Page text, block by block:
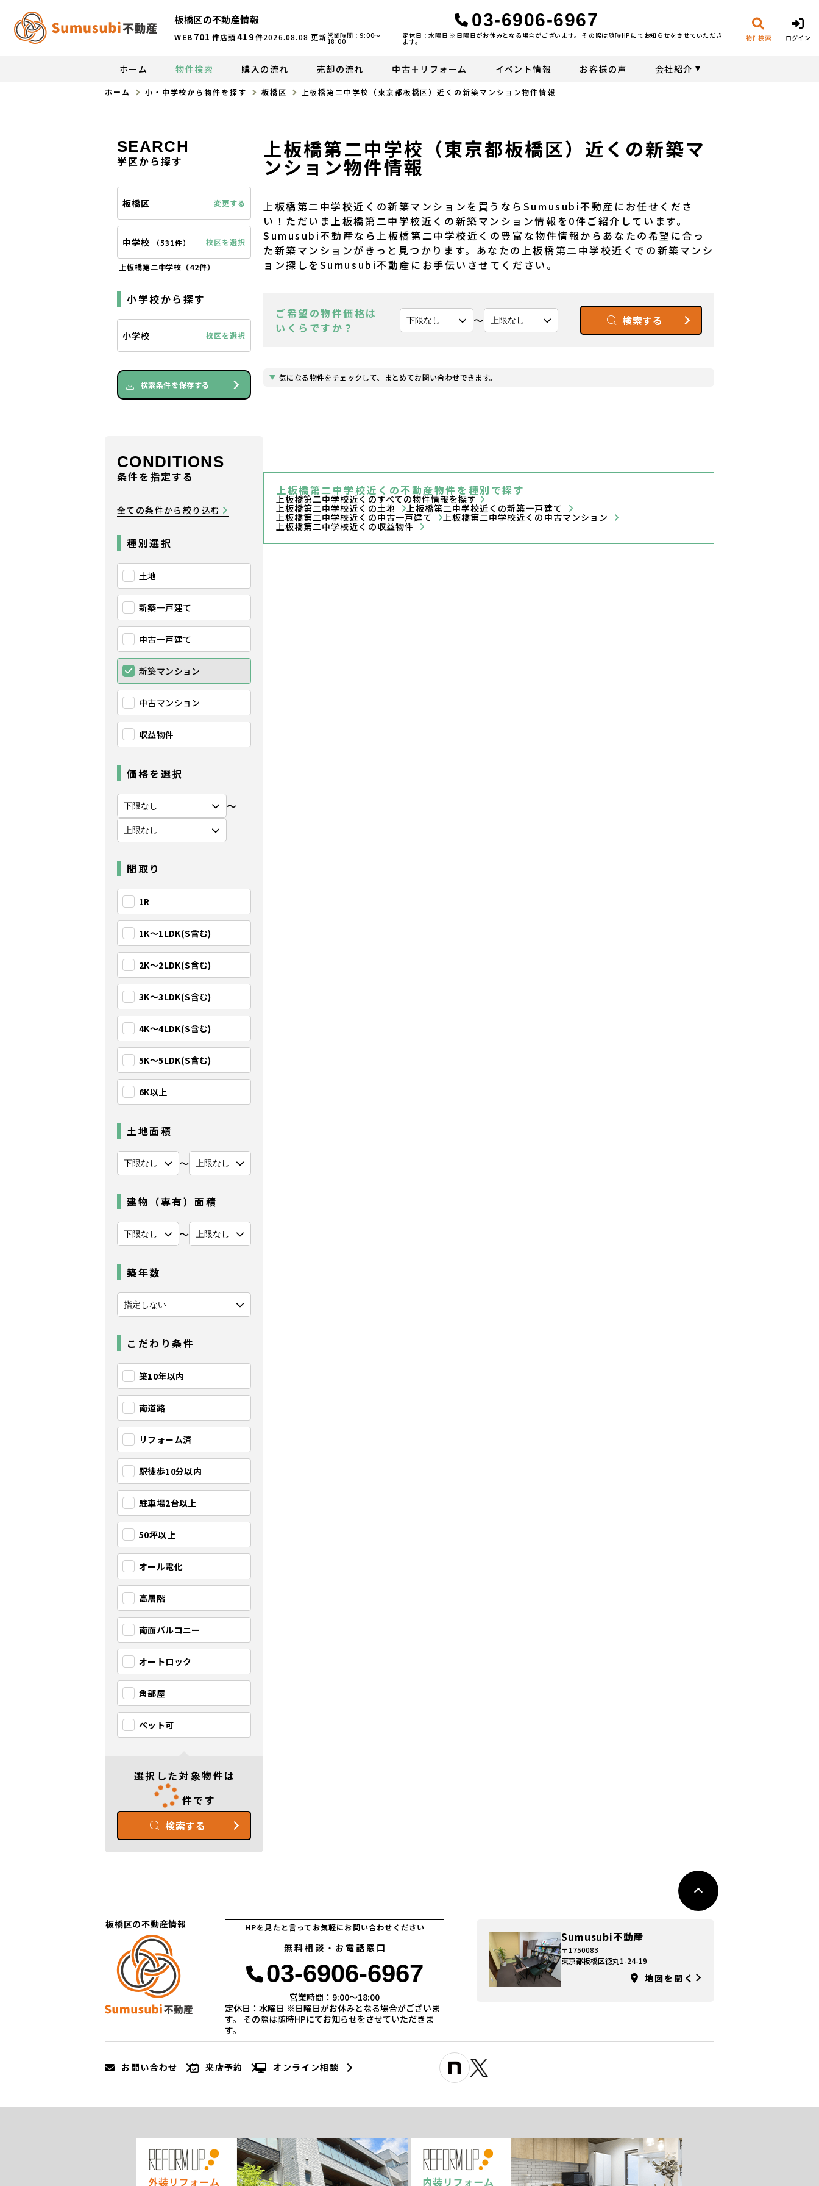
板橋区の不動産情報
WEB 701 件店頭419件2026.08.08 更新
03-6906-6967
営業時間：9:00〜
18:00
定休日：水曜日 ※日曜日がお休みとなる場合がございます。 その際は随時HPにてお知らせをさせていただき
ます。 物件検索 ログイン
ホーム 物件検索 購入の流れ 売却の流れ 中古＋リフォーム イベント情報 お客様の声 会社紹介
ホーム 小・中学校から物件を探す 板橋区 上板橋第二中学校（東京都板橋区）近くの新築マンション物件情報
上板橋第二中学校（東京都板橋区）近くの新築マ
ンション物件情報
上板橋第二中学校近くの新築マンションを買うならSumusubi不動産にお任せくださ
い！ただいま上板橋第二中学校近くの新築マンション情報を0件ご紹介しています。
Sumusubi不動産なら上板橋第二中学校近くの豊富な物件情報からあなたの希望に合っ
た新築マンションがきっと見つかります。あなたの上板橋第二中学校近くでの新築マンシ
ョン探しをSumusubi不動産にお手伝いさせてください。
ご希望の物件価格は
いくらですか？
〜 検索する
気になる物件をチェックして、まとめてお問い合わせできます。
上板橋第二中学校近くの不動産物件を種別で探す
上板橋第二中学校近くのすべての物件情報を探す
上板橋第二中学校近くの土地 上板橋第二中学校近くの新築一戸建て
上板橋第二中学校近くの中古一戸建て 上板橋第二中学校近くの中古マンション
上板橋第二中学校近くの収益物件
SEARCH
学区から探す
板橋区 変更する
中学校 （531件） 校区を選択
上板橋第二中学校（42件）
小学校から探す
小学校 校区を選択
検索条件を保存する
CONDITIONS
条件を指定する
全ての条件から絞り込む
種別選択
土地
新築一戸建て
中古一戸建て
新築マンション
中古マンション
収益物件
価格を選択
〜
間取り
1R
1K〜1LDK(S含む)
2K〜2LDK(S含む)
3K〜3LDK(S含む)
4K〜4LDK(S含む)
5K〜5LDK(S含む)
6K以上
土地面積
〜
建物（専有）面積
〜
築年数
こだわり条件
築10年以内
南道路
リフォーム済
駅徒歩10分以内
駐車場2台以上
50坪以上
オール電化
高層階
南面バルコニー
オートロック
角部屋
ペット可
選択した対象物件は
件です
検索する
板橋区の不動産情報 HPを見たと言ってお気軽にお問い合わせください
無料相談・お電話窓口
03-6906-6967
営業時間：9:00〜18:00
定休日：水曜日 ※日曜日がお休みとなる場合がございま
す。 その際は随時HPにてお知らせをさせていただきま
す。
Sumusubi不動産
〒1750083
東京都板橋区徳丸1-24-19
地図を開く
お問い合わせ 来店予約 オンライン相談